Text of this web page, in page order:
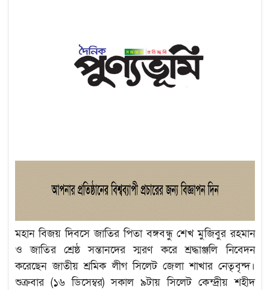
মহান বিজয় দিবসে জাতির পিতা বঙ্গবন্ধু শেখ মুজিবুর রহমান
ও জাতির শ্রেষ্ঠ সন্তানদের স্মরণ করে শ্রদ্ধাঞ্জলি নিবেদন
করেছেন জাতীয় শ্রমিক লীগ সিলেট জেলা শাখার নেতৃবৃন্দ।
শুক্রবার (১৬ ডিসেম্বর) সকাল ৯টায় সিলেট কেন্দ্রীয় শহীদ